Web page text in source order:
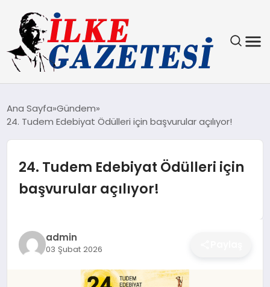
SPOR
SAĞLIK
EKONOMI
Ana Sayfa Gündem
24. Tudem Edebiyat Ödülleri için başvurular açılıyor!
24. Tudem Edebiyat Ödülleri için
başvurular açılıyor!
admin
03 Şubat 2026